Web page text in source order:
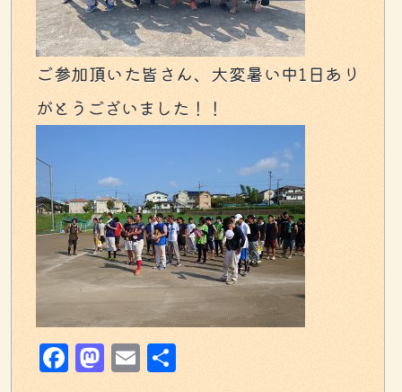
ご参加頂いた皆さん、大変暑い中1日あり
がとうございました！！
Facebook
Mastodon
Email